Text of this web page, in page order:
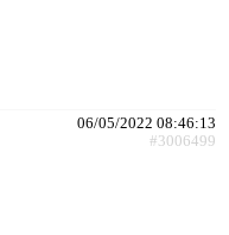
06/05/2022 08:46:13
#3006499